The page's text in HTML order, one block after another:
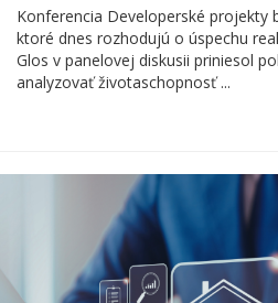
Konferencia Developerské projekty
ktoré dnes rozhodujú o úspechu
Glos v panelovej diskusii priniesol
analyzovať životaschopnosť ...